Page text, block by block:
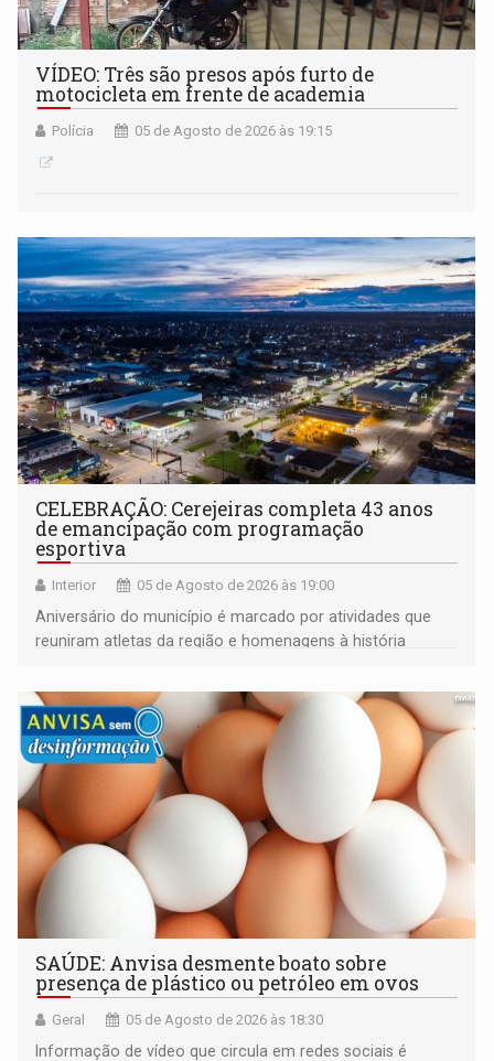
VÍDEO: Três são presos após furto de
motocicleta em frente de academia
Polícia 05 de Agosto de 2026 às 19:15
CELEBRAÇÃO: Cerejeiras completa 43 anos
de emancipação com programação
esportiva
Interior 05 de Agosto de 2026 às 19:00
Aniversário do município é marcado por atividades que
reuniram atletas da região e homenagens à história
SAÚDE: Anvisa desmente boato sobre
presença de plástico ou petróleo em ovos
Geral 05 de Agosto de 2026 às 18:30
Informação de vídeo que circula em redes sociais é